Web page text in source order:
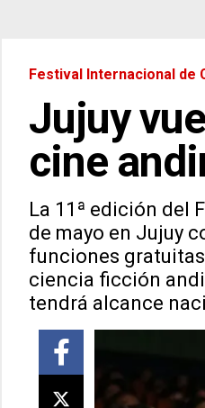
Festival Internacional de
Jujuy
cine
La 11ª edición del
de mayo en Jujuy
funciones
ciencia ficción
tendrá alcance